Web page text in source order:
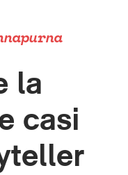
la
casi